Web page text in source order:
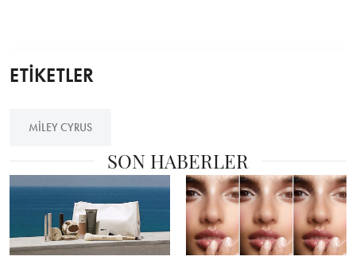
ETİKETLER
MILEY CYRUS
SON HABERLER